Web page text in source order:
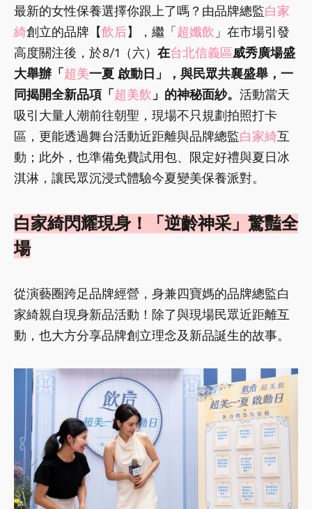
最新的女性保養選擇你跟上了嗎？由品牌總監白家
綺創立的品牌【飲后】，繼「 超孅飲 」在市場引發
高度關注後，於8/1（六） 在台北信義區威秀廣場盛
大舉辦「 超美一夏 啟動日」，與民眾共襄盛舉，一
同揭開全新品項「 超美飲 」的神秘面紗。 活動當天
吸引大量人潮前往朝聖，現場不只規劃拍照打卡
區，更能透過舞台活動近距離與品牌總監白家綺互
動；此外，也準備免費試用包、限定好禮與夏日冰
淇淋，讓民眾沉浸式體驗今夏變美保養派對。
白家綺閃耀現身！「逆齡神采」驚豔全
場
從演藝圈跨足品牌經營，身兼四寶媽的品牌總監白
家綺親自現身新品活動！除了與現場民眾近距離互
動，也大方分享品牌創立理念及新品誕生的故事。